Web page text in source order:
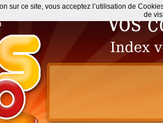
sur ce site, vous acceptez l’utilisation de
de